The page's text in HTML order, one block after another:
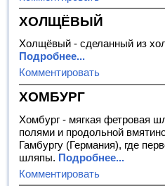
ХОЛЩЁВЫЙ
Холщёвый - сделанный из
Подробнее...
Комментировать
ХОМБУРГ
Хомбург - мягкая фетровая
полями и продольной
Гамбургу (Германия), где
шляпы. Подробнее...
Комментировать